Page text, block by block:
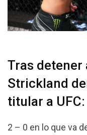
Tras detener
Strickland
titular a UFC:
2 – 0 en lo que va